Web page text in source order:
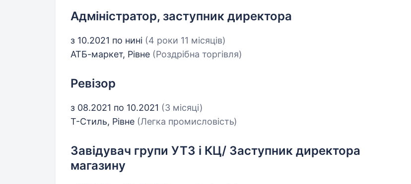
Адміністратор, заступник директора
з 10.2021 по нині (4 роки 11 місяців)
АТБ-маркет, Рівне (Роздрібна торгівля)
Ревізор
з 08.2021 по 10.2021 (3 місяці)
Т-Стиль, Рівне (Легка промисловість)
Завідувач групи УТЗ і КЦ/ Заступник директора
магазину